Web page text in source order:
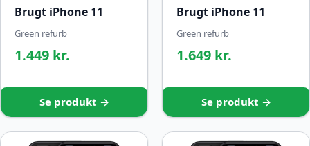
Brugt iPhone 11
Green refurb
1.449 kr.
Se produkt →
Brugt iPhone 11
Green refurb
1.649 kr.
Se produkt →